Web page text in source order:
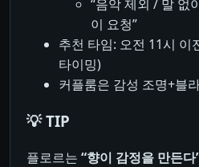
“음악 제외 / 말 없
이 요청”
추천 타임: 오전 11시 이
타이밍)
커플룸은 감성 조명+블
💡 TIP
플로르는 “향이 감정을 만든다